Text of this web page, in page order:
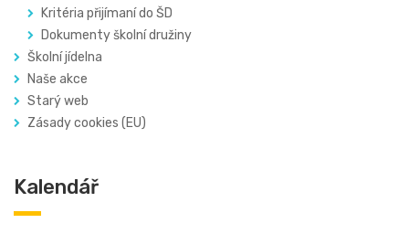
Kritéria přijímaní do ŠD
Dokumenty školní družiny
Školní jídelna
Naše akce
Starý web
Zásady cookies (EU)
Kalendář